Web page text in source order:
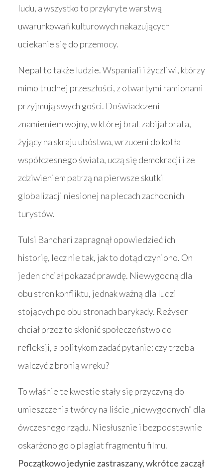
ludu, a wszystko to przykryte warstwą
uwarunkowań kulturowych nakazujących
uciekanie się do przemocy.
Nepal to także ludzie. Wspaniali i życzliwi, którzy
mimo trudnej przeszłości, z otwartymi ramionami
przyjmują swych gości. Doświadczeni
znamieniem wojny, w której brat zabijał brata,
żyjący na skraju ubóstwa, wrzuceni do kotła
współczesnego świata, uczą się demokracji i ze
zdziwieniem patrzą na pierwsze skutki
globalizacji niesionej na plecach zachodnich
turystów.
Tulsi Bandhari zapragnął opowiedzieć ich
historię, lecz nie tak, jak to dotąd czyniono. On
jeden chciał pokazać prawdę. Niewygodną dla
obu stron konfliktu, jednak ważną dla ludzi
stojących po obu stronach barykady. Reżyser
chciał przez to skłonić społeczeństwo do
refleksji, a politykom zadać pytanie: czy trzeba
walczyć z bronią w ręku?
To właśnie te kwestie stały się przyczyną do
umieszczenia twórcy na liście „niewygodnych” dla
ówczesnego rządu. Niesłusznie i bezpodstawnie
oskarżono go o plagiat fragmentu filmu.
Początkowo jedynie zastraszany, wkrótce zaczął